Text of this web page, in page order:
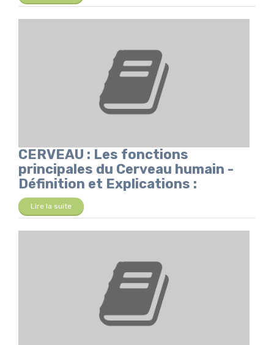
CERVEAU : Les fonctions
principales du Cerveau humain -
Définition et Explications :
Lire la suite